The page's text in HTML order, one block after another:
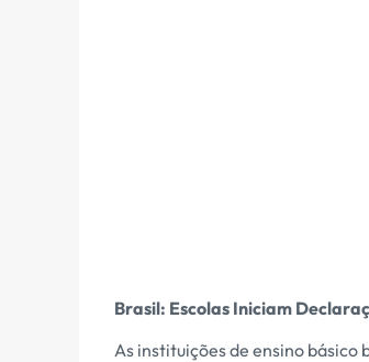
Brasil: Escolas Iniciam
As instituições de ensino